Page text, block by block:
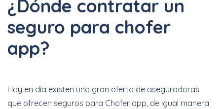
¿Dónde contratar un
seguro para chofer
app?
Hoy en día existen una gran oferta de aseguradoras
que ofrecen seguros para Chofer app, de igual manera